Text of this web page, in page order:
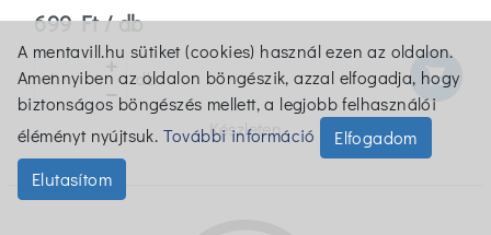
699 Ft / db
db shopping_cart
Készleten
A mentavill.hu sütiket (cookies) használ ezen az oldalon.
Amennyiben az oldalon böngészik, azzal elfogadja, hogy
biztonságos böngészés mellett, a legjobb felhasználói
éléményt nyújtsuk. További információ
Elfogadom
Elutasítom